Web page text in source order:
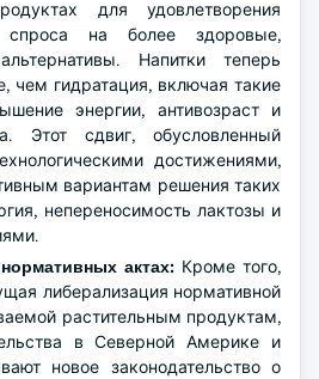
для удовлетворения
спроса на более здоровые,
Напитки теперь
чем гидратация, включая такие
энергии, антивозраст и
Этот сдвиг, обусловленный
достижениями,
вариантам решения таких
непереносимость лактозы и
актах: Кроме того,
либерализация нормативной
растительным продуктам,
в Северной Америке и
новое законодательство о